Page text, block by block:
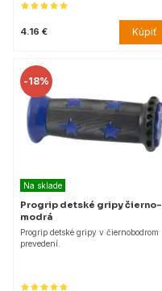
4.16 € Kúpiť
-18%
Na sklade
Progrip detské gripy čierno-
modrá
Progrip detské gripy v čiernobodrom
prevedení.